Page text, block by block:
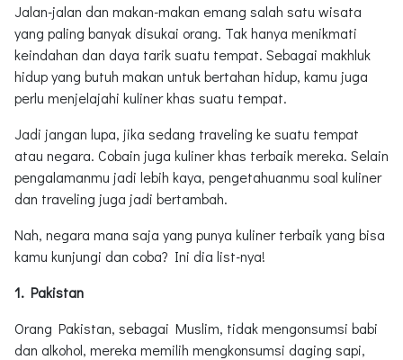
Jalan-jalan dan makan-makan emang salah satu wisata
yang paling banyak disukai orang. Tak hanya menikmati
keindahan dan daya tarik suatu tempat. Sebagai makhluk
hidup yang butuh makan untuk bertahan hidup, kamu juga
perlu menjelajahi kuliner khas suatu tempat.
Jadi jangan lupa, jika sedang traveling ke suatu tempat
atau negara. Cobain juga kuliner khas terbaik mereka. Selain
pengalamanmu jadi lebih kaya, pengetahuanmu soal kuliner
dan traveling juga jadi bertambah.
Nah, negara mana saja yang punya kuliner terbaik yang bisa
kamu kunjungi dan coba? Ini dia list-nya!
1. Pakistan
Orang Pakistan, sebagai Muslim, tidak mengonsumsi babi
dan alkohol, mereka memilih mengkonsumsi daging sapi,